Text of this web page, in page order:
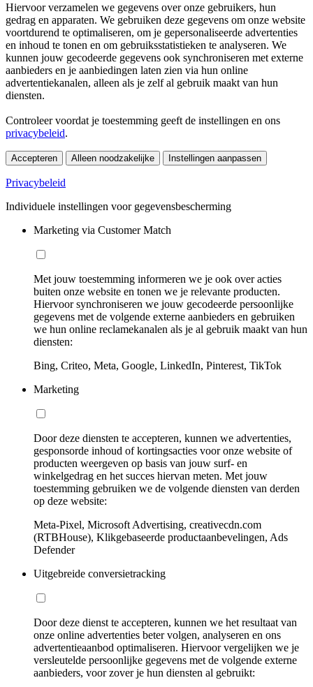
Hiervoor verzamelen we gegevens over onze gebruikers, hun
gedrag en apparaten. We gebruiken deze gegevens om onze website
voortdurend te optimaliseren, om je gepersonaliseerde advertenties
en inhoud te tonen en om gebruiksstatistieken te analyseren. We
kunnen jouw gecodeerde gegevens ook synchroniseren met externe
aanbieders en je aanbiedingen laten zien via hun online
advertentiekanalen, alleen als je zelf al gebruik maakt van hun
diensten.
Controleer voordat je toestemming geeft de instellingen en ons
privacybeleid.
Accepteren Alleen noodzakelijke Instellingen aanpassen
Privacybeleid
Individuele instellingen voor gegevensbescherming
Marketing via Customer Match
Met jouw toestemming informeren we je ook over acties
buiten onze website en tonen we je relevante producten.
Hiervoor synchroniseren we jouw gecodeerde persoonlijke
gegevens met de volgende externe aanbieders en gebruiken
we hun online reclamekanalen als je al gebruik maakt van hun
diensten:
Bing, Criteo, Meta, Google, LinkedIn, Pinterest, TikTok
Marketing
Door deze diensten te accepteren, kunnen we advertenties,
gesponsorde inhoud of kortingsacties voor onze website of
producten weergeven op basis van jouw surf- en
winkelgedrag en het succes hiervan meten. Met jouw
toestemming gebruiken we de volgende diensten van derden
op deze website:
Meta-Pixel, Microsoft Advertising, creativecdn.com
(RTBHouse), Klikgebaseerde productaanbevelingen, Ads
Defender
Uitgebreide conversietracking
Door deze dienst te accepteren, kunnen we het resultaat van
onze online advertenties beter volgen, analyseren en ons
advertentieaanbod optimaliseren. Hiervoor vergelijken we je
versleutelde persoonlijke gegevens met de volgende externe
aanbieders, voor zover je hun diensten al gebruikt: